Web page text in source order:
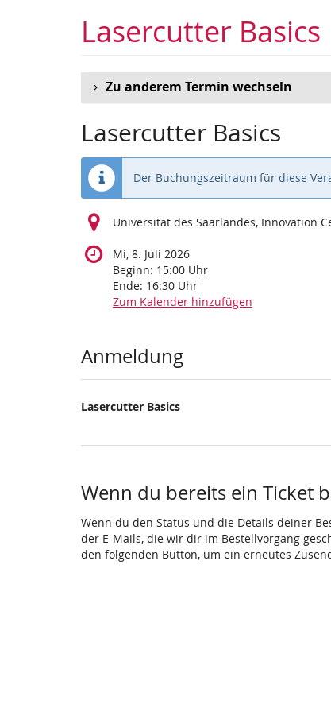
Lasercutter Basics
Zu anderem Termin wechseln
Lasercutter Basics
Der Buchungszeitraum für diese
Universität des Saarlandes, Innovation
Mi, 8. Juli 2026
Beginn: 15:00 Uhr
Ende: 16:30 Uhr
Zum Kalender hinzufügen
Produkte
Anmeldung
Lasercutter Basics
Wenn du bereits ein Ticket
Wenn du den Status und die Details deiner
der E-Mails, die wir dir im Bestellvorgang
den folgenden Button, um ein erneutes